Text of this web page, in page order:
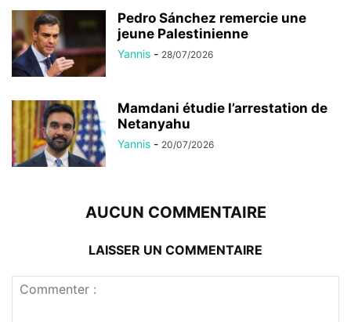
Pedro Sánchez remercie une
jeune Palestinienne
Yannis - 28/07/2026
Mamdani étudie l’arrestation de
Netanyahu
Yannis - 20/07/2026
AUCUN COMMENTAIRE
LAISSER UN COMMENTAIRE